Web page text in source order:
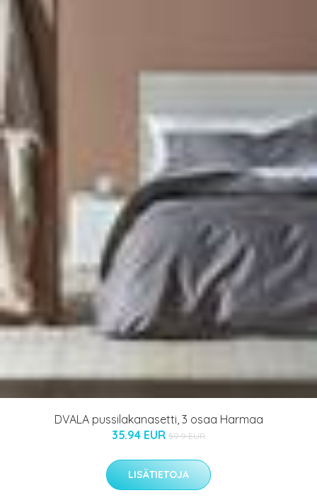
DVALA pussilakanasetti, 3 osaa Harmaa
35.94 EUR 59.9 EUR
LISÄTIETOJA